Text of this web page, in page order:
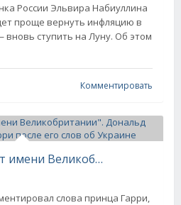
России Эльвира Набиуллина
проще вернуть инфляцию в
вновь ступить на Луну. Об этом
Комментировать
"Он не выступает от имени Великобритании". Дональд Трамп ответил принцу Гарри после его слов об Украине
слова принца Гарри,